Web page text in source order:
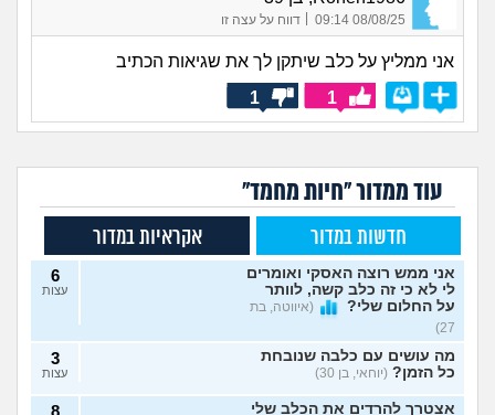
08/08/25 09:14
| דווח על עצה זו
אני ממליץ על כלב שיתקן לך את שגיאות הכתיב
1
1
עוד ממדור "חיות מחמד"
חדשות במדור אקראיות במדור
אני ממש רוצה האסקי ואומרים
לי לא כי זה כלב קשה, לוותר
על החלום שלי?
(איווטה, בת
27)
6
עצות
מה עושים עם כלבה שנובחת
כל הזמן? (יוחאי, בן 30)
3
עצות
אצטרך להרדים את הכלב שלי 8